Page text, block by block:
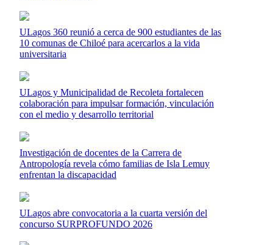
ULagos 360 reunió a cerca de 900 estudiantes de las
10 comunas de Chiloé para acercarlos a la vida
universitaria
ULagos y Municipalidad de Recoleta fortalecen
colaboración para impulsar formación, vinculación
con el medio y desarrollo territorial
Investigación de docentes de la Carrera de
Antropología revela cómo familias de Isla Lemuy
enfrentan la discapacidad
ULagos abre convocatoria a la cuarta versión del
concurso SURPROFUNDO 2026